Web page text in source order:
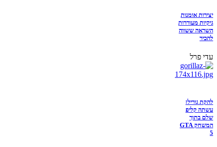
יצירות אומנות
גיקיות מעוררות
השראה ששווה
להכיר
עדי פרל
להקת גורילז
עשתה קליפ
שלם בתוך
המשחק GTA
5